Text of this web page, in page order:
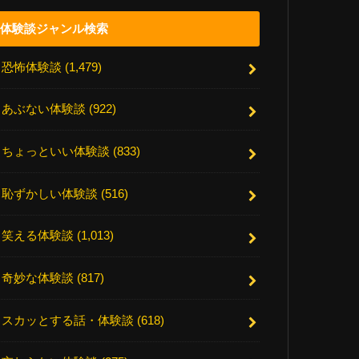
体験談ジャンル検索
恐怖体験談 (1,479)
あぶない体験談 (922)
ちょっといい体験談 (833)
恥ずかしい体験談 (516)
笑える体験談 (1,013)
奇妙な体験談 (817)
スカッとする話・体験談 (618)